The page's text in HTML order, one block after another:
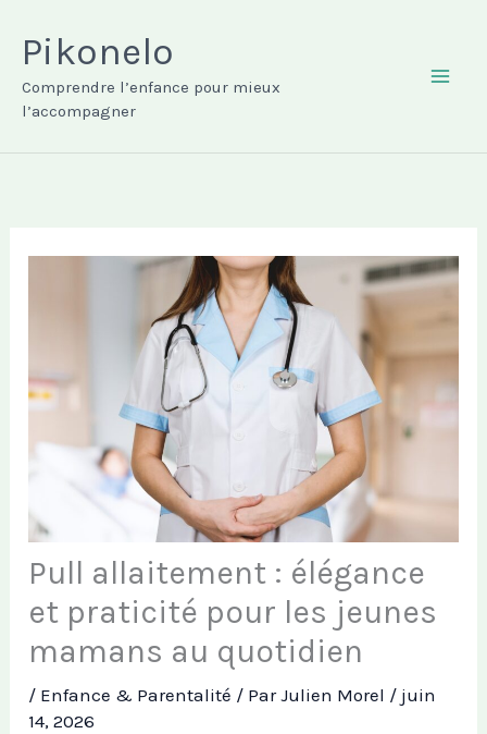
contenu
Pikonelo
Comprendre l’enfance pour mieux
l’accompagner
Pull allaitement : élégance
et praticité pour les jeunes
mamans au quotidien
/ Enfance & Parentalité / ParJulien Morel / juin
14, 2026